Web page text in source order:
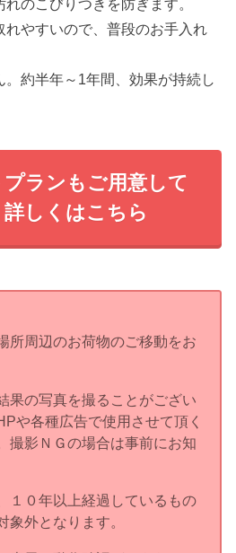
のこびりつきを防ぎます。
れやすいので、普段のお手入れ
約半年～1年間、効果が持続し
ランもご用意して
しくはこちら
所周辺のお荷物のご移動をお
果の写真を撮ることがござい
や各種広告で使用させて頂く
撮影ＮＧの場合は事前にお知
１０年以上経過しているもの
象外となります。